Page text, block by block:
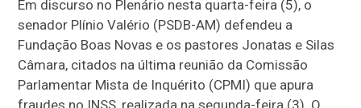
Em discurso no Plenário nesta quarta-feira (5), o
senador Plínio Valério (PSDB-AM) defendeu a
Fundação Boas Novas e os pastores Jonatas e Silas
Câmara, citados na última reunião da Comissão
Parlamentar Mista de Inquérito (CPMI) que apura
fraudes no INSS, realizada na segunda-feira (3). O